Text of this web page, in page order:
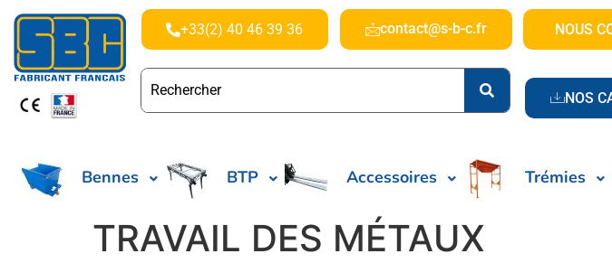
+33(2) 40 46 39 36 contact@s-b-c.fr NOUS
NOS
Bennes BTP Accessoires Trémies
TRAVAIL DES MÉTAUX